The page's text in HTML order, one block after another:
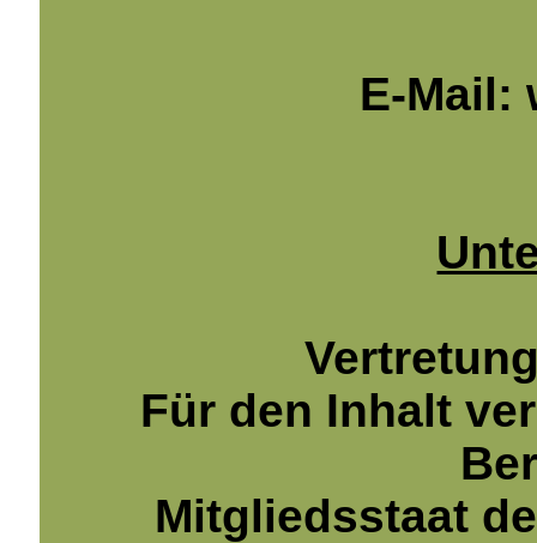
E-Mail:
Für den Inhalt
Mitgliedsstaat